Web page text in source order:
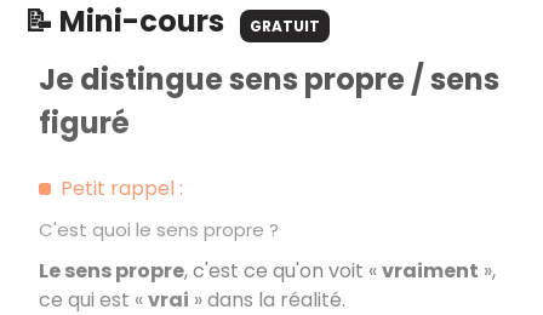
📝 Mini-cours GRATUIT
Je distingue sens propre / sens
figuré
Petit rappel :
C'est quoi le sens propre ?
Le sens propre, c'est ce qu'on voit «vraiment »,
ce qui est «vrai » dans la réalité.